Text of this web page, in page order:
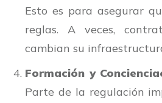
Esto es para asegurar
reglas. A veces,
cambian su
Formación y
Parte de la regulación